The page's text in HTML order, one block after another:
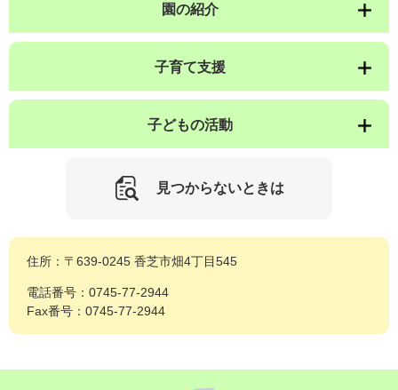
園の紹介
子育て支援
子どもの活動
見つからないときは
住所：〒639-0245 香芝市畑4丁目545
電話番号：0745-77-2944
Fax番号：0745-77-2944